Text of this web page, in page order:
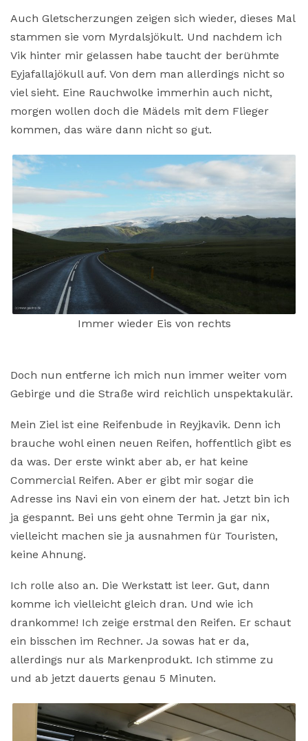
Auch Gletscherzungen zeigen sich wieder, dieses Mal
stammen sie vom Myrdalsjökult. Und nachdem ich
Vik hinter mir gelassen habe taucht der berühmte
Eyjafallajökull auf. Von dem man allerdings nicht so
viel sieht. Eine Rauchwolke immerhin auch nicht,
morgen wollen doch die Mädels mit dem Flieger
kommen, das wäre dann nicht so gut.
Immer wieder Eis von rechts
Doch nun entferne ich mich nun immer weiter vom
Gebirge und die Straße wird reichlich unspektakulär.
Mein Ziel ist eine Reifenbude in Reyjkavik. Denn ich
brauche wohl einen neuen Reifen, hoffentlich gibt es
da was. Der erste winkt aber ab, er hat keine
Commercial Reifen. Aber er gibt mir sogar die
Adresse ins Navi ein von einem der hat. Jetzt bin ich
ja gespannt. Bei uns geht ohne Termin ja gar nix,
vielleicht machen sie ja ausnahmen für Touristen,
keine Ahnung.
Ich rolle also an. Die Werkstatt ist leer. Gut, dann
komme ich vielleicht gleich dran. Und wie ich
drankomme! Ich zeige erstmal den Reifen. Er schaut
ein bisschen im Rechner. Ja sowas hat er da,
allerdings nur als Markenprodukt. Ich stimme zu
und ab jetzt dauerts genau 5 Minuten.